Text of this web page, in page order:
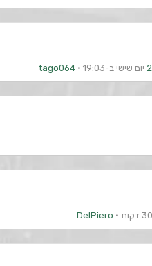
יום שישי ב-19:03 tago064
DelPiero